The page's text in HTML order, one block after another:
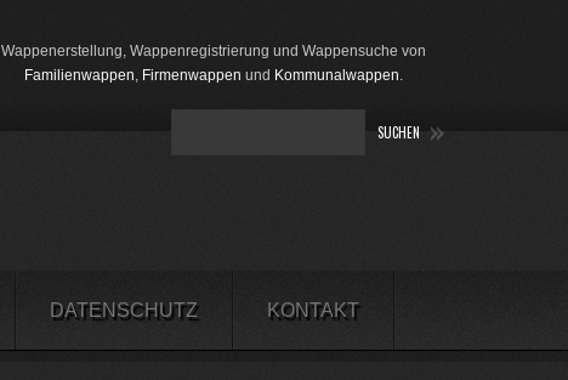
Wappenerstellung, Wappenregistrierung und Wappensuche von
Familienwappen, Firmenwappen und Kommunalwappen.
DATENSCHUTZ KONTAKT